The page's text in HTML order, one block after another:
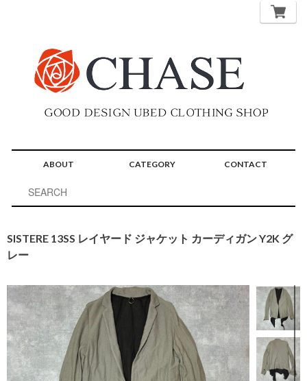
ABOUT CATEGORY CONTACT
SISTERE 13SS レイヤード ジャケット カーディガン Y2K グ
レー